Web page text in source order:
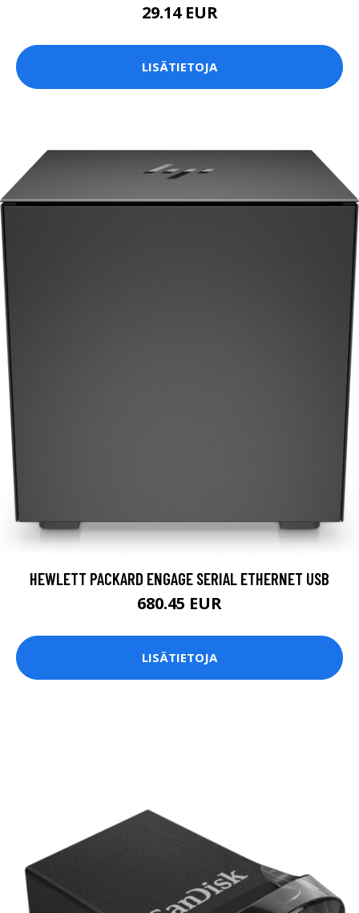
29.14 EUR
LISÄTIETOJA
HEWLETT PACKARD ENGAGE SERIAL ETHERNET USB
680.45 EUR
LISÄTIETOJA